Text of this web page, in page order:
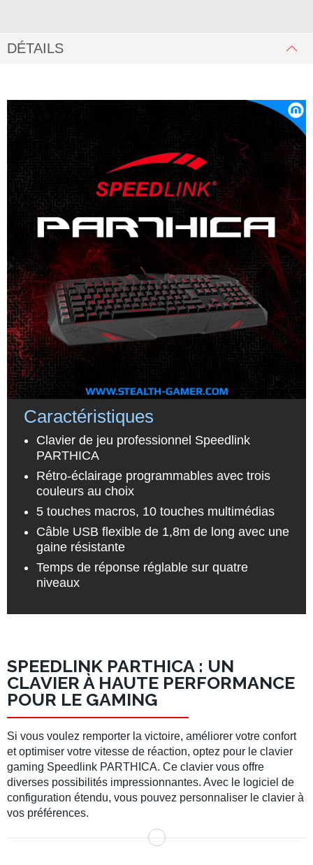
DÉTAILS
Caractéristiques
Clavier de jeu professionnel Speedlink
PARTHICA
Rétro-éclairage programmables avec trois
couleurs au choix
5 touches macros, 10 touches multimédias
Câble USB flexible de 1,8m de long avec une
gaine résistante
Temps de réponse réglable sur quatre
niveaux
SPEEDLINK PARTHICA : UN
CLAVIER À HAUTE PERFORMANCE
POUR LE GAMING
Si vous voulez remporter la victoire, améliorer votre confort
et optimiser votre vitesse de réaction, optez pour le clavier
gaming Speedlink PARTHICA. Ce clavier vous offre
diverses possibilités impressionnantes. Avec le logiciel de
configuration étendu, vous pouvez personnaliser le clavier à
vos préférences.